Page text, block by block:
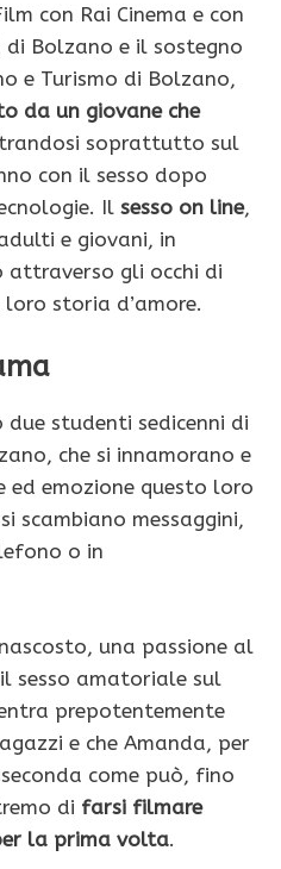
con Rai Cinema e con
Bolzano e il sostegno
e Turismo di Bolzano,
da un giovane che
soprattutto sul
con il sesso dopo
Il sesso on line,
e giovani, in
attraverso gli occhi di
storia d’amore.
due studenti sedicenni di
che si innamorano e
ed emozione questo loro
scambiano messaggini,
o in
una passione al
sesso amatoriale sul
prepotentemente
e che Amanda, per
come può, fino
di farsi filmare
la prima volta.